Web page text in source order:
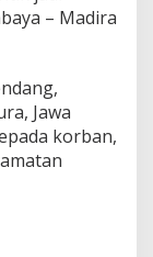
– Madira
Jawa
korban,